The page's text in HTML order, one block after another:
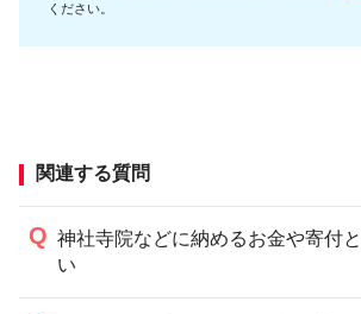
ください。
関連する質問
神社寺院などに納めるお金や寄付
い